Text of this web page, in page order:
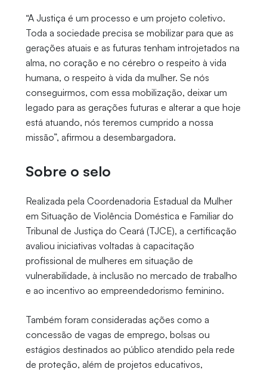
“A Justiça é um processo e um projeto coletivo.
Toda a sociedade precisa se mobilizar para que as
gerações atuais e as futuras tenham introjetados na
alma, no coração e no cérebro o respeito à vida
humana, o respeito à vida da mulher. Se nós
conseguirmos, com essa mobilização, deixar um
legado para as gerações futuras e alterar a que hoje
está atuando, nós teremos cumprido a nossa
missão”, afirmou a desembargadora.
Sobre o selo
Realizada pela Coordenadoria Estadual da Mulher
em Situação de Violência Doméstica e Familiar do
Tribunal de Justiça do Ceará (TJCE), a certificação
avaliou iniciativas voltadas à capacitação
profissional de mulheres em situação de
vulnerabilidade, à inclusão no mercado de trabalho
e ao incentivo ao empreendedorismo feminino.
Também foram consideradas ações como a
concessão de vagas de emprego, bolsas ou
estágios destinados ao público atendido pela rede
de proteção, além de projetos educativos,